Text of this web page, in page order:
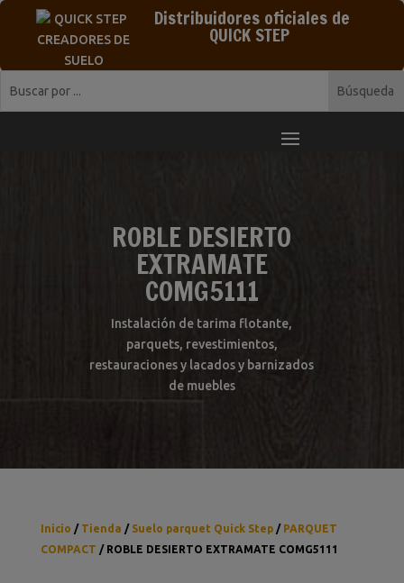
Distribuidores oficiales de
QUICK STEP
ROBLE DESIERTO
EXTRAMATE
COMG5111
Instalación de tarima flotante,
parquets, revestimientos,
restauraciones y lacados y barnizados
de muebles
Inicio / Tienda / Suelo parquet Quick Step/ PARQUET
COMPACT / ROBLE DESIERTO EXTRAMATE COMG5111